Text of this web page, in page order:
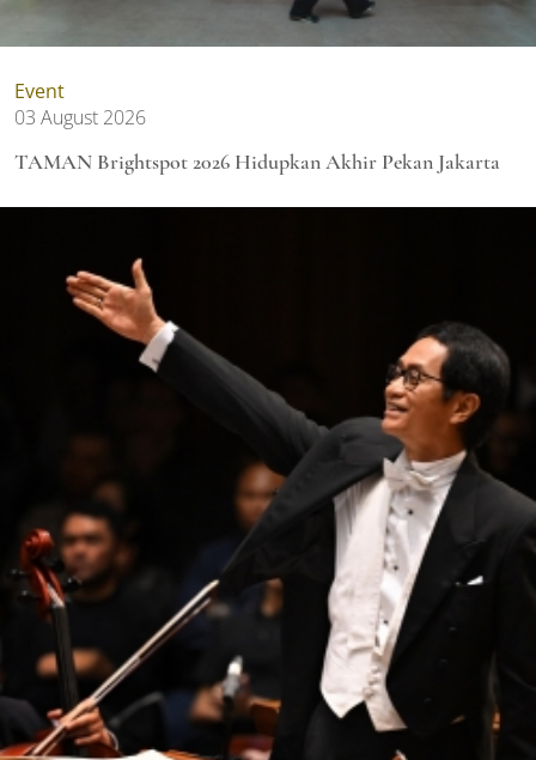
Event
03 August 2026
TAMAN Brightspot 2026 Hidupkan Akhir Pekan Jakarta